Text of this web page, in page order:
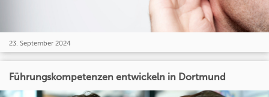
23. September 2024
Führungskompetenzen entwickeln in Dortmund